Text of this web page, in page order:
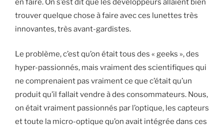
en faire. On s’est dit que les développeurs allaient bien
trouver quelque chose à faire avec ces lunettes très
innovantes, très avant-gardistes.
Le problème, c’est qu’on était tous des « geeks », des
hyper-passionnés, mais vraiment des scientifiques qui
ne comprenaient pas vraiment ce que c’était qu’un
produit qu’il fallait vendre à des consommateurs. Nous,
on était vraiment passionnés par l’optique, les capteurs
et toute la micro-optique qu’on avait intégrée dans ces